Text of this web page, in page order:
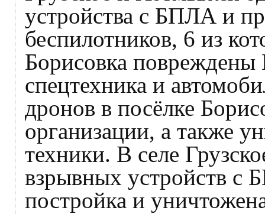
устройства с БПЛА и
беспилотников, 6 из
Борисовка
спецтехника и
дронов в посёлке
организации, а также
техники. В селе
взрывных устройств с
постройка и